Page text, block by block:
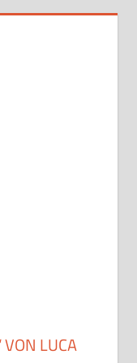
LUCA